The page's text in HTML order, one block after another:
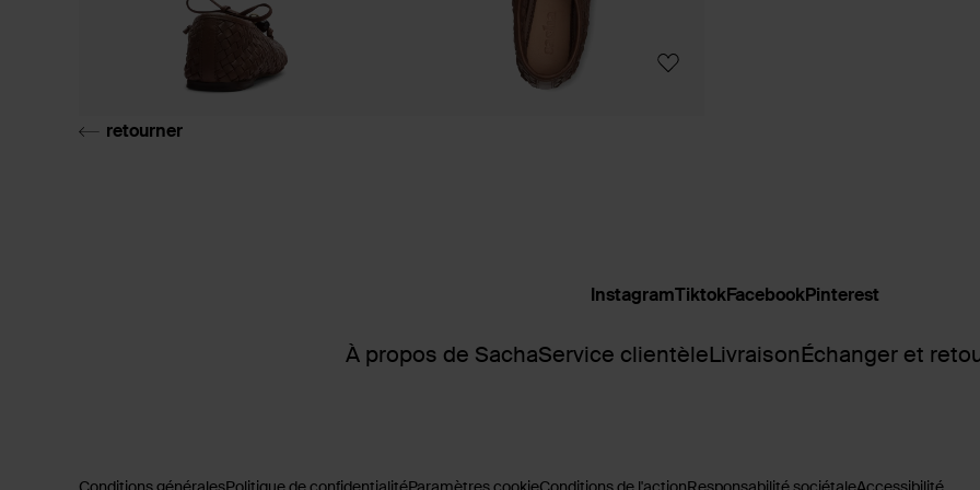
retourner
À propos de SachaService clientèleLivraisonÉchanger et
InstagramTiktokFacebookPinterest